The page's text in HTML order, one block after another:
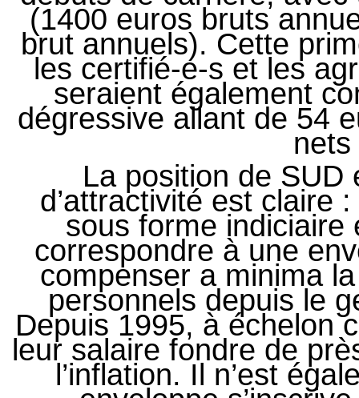
(1400 euros bruts
brut annuels). Cette
les certifié-e-s et les
seraient également
dégressive allant de 54
La position de SUD
d’attractivité est claire
sous forme indiciaire
correspondre à une
compenser a minima
personnels depuis le
Depuis 1995, à échelon
leur salaire fondre de
l’inflation. Il n’est